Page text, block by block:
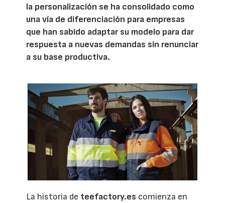
la personalización se ha consolidado como
una vía de diferenciación para empresas
que han sabido adaptar su modelo para dar
respuesta a nuevas demandas sin renunciar
a su base productiva.
La historia de teefactory.es comienza en